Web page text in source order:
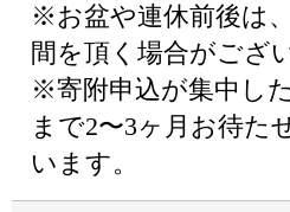
※お盆や連休前後は
間を頂く場合がござ
※寄附申込が集中し
まで2〜3ヶ月お待た
います。